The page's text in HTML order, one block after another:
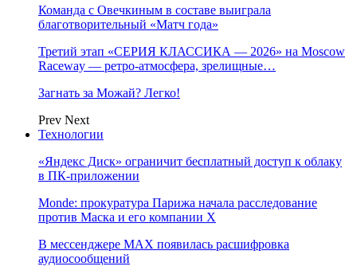
Команда с Овечкиным в составе выиграла
благотворительный «Матч года»
Третий этап «СЕРИЯ КЛАССИКА — 2026» на Moscow
Raceway — ретро‑атмосфера, зрелищные…
Загнать за Можай? Легко!
Prev Next
Технологии
«Яндекс Диск» ограничит бесплатный доступ к облаку
в ПК-приложении
Monde: прокуратура Парижа начала расследование
против Маска и его компании X
В мессенджере MAX появилась расшифровка
аудиосообщений